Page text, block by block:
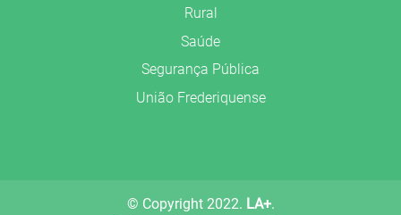
Rural
Saúde
Segurança Pública
União Frederiquense
© Copyright 2022. LA+.